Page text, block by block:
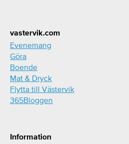
Footer
vastervik.com
Evenemang
Göra
Boende
Mat & Dryck
Flytta till Västervik
365Bloggen
Information